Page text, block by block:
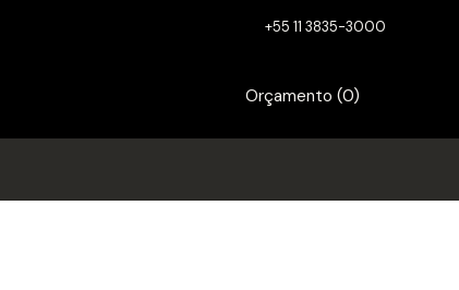
+55 11 3835-3000
Orçamento (0)